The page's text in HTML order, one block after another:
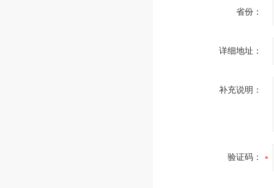
省份：
详细地址：
补充说明：
验证码：